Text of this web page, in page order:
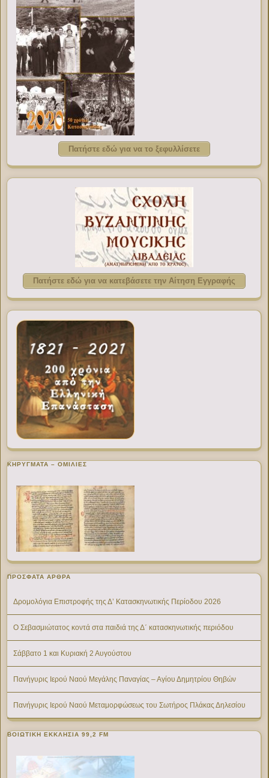
Πατήστε εδώ για να το ξεφυλλίσετε
Πατήστε εδώ για να κατεβάσετε την Αίτηση Εγγραφής
ΚΗΡΥΓΜΑΤΑ – ΟΜΙΛΙΕΣ
ΠΡΌΣΦΑΤΑ ΆΡΘΡΑ
Δρομολόγια Επιστροφής της Δ’ Κατασκηνωτικής Περίοδου 2026
Ο Σεβασμιώτατος κοντά στα παιδιά της Δ΄ κατασκηνωτικής περιόδου
Σάββατο 1 και Κυριακή 2 Αυγούστου
Πανήγυρις Ιερού Ναού Μεγάλης Παναγίας – Αγίου Δημητρίου Θηβών
Πανήγυρις Ιερού Ναού Μεταμορφώσεως του Σωτήρος Πλάκας Δηλεσίου
ΒΟΙΩΤΙΚΉ ΕΚΚΛΗΣΊΑ 99,2 FM